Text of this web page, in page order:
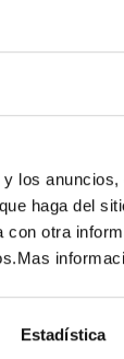
los
haga del
otra
Estadística